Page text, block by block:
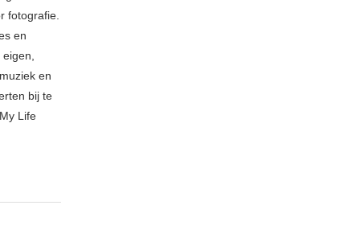
fotografie.
en
en
bij te
Life